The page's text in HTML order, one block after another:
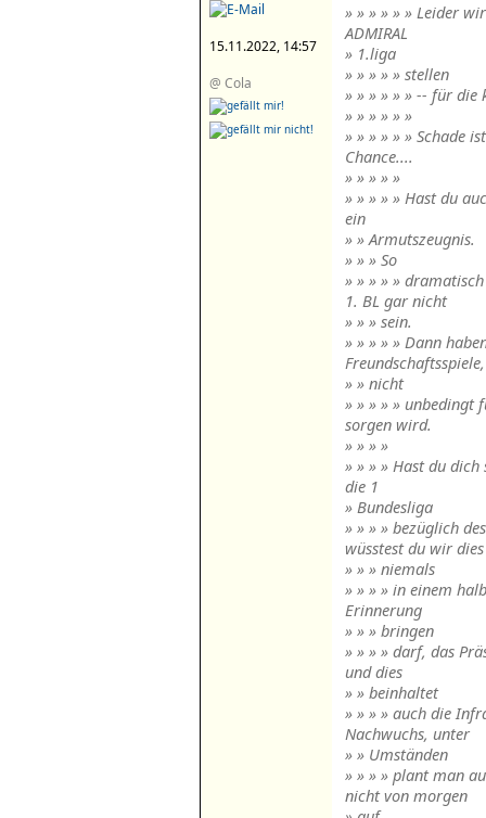
15.11.2022, 14:57
@ Cola
» » » » » » Leider
ADMIRAL
» 1.liga
» » » » » stellen
» » » » » » -- für die
» » » » » »
» » » » » » Schade
Chance....
» » » » »
» » » » » Hast du
ein
» » Armutszeugnis.
» » » So
» » » » »
1. BL gar nicht
» » » sein.
» » » » » Dann
» » nicht
» » » » » unbedingt
sorgen wird.
» » » »
» » » » Hast du
die 1
» Bundesliga
» » » » bezüglich
wüsstest du wir dies
» » » niemals
» » » » in einem
Erinnerung
» » » bringen
» » » » darf, das
und dies
» » beinhaltet
» » » » auch die
Nachwuchs, unter
» » Umständen
» » » » plant man
nicht von morgen